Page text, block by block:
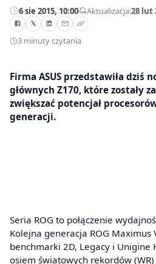
6 sie 2015, 10:00—Aktualizacja:28 lut
3 minuty czytania
Firma ASUS przedstawiła dziś
głównych Z170, które zostały
zwiększać potencjał
generacji.
Seria ROG to połączenie
Kolejna generacja ROG Maximus
benchmarki 2D, Legacy i Unigine
osiem światowych rekordów